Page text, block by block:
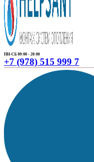
ПН-СБ 09:00 - 20:00
+7 (978) 515 999 7